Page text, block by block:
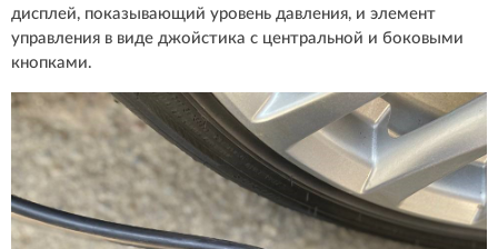
дисплей, показывающий уровень давления, и элемент
управления в виде джойстика с центральной и боковыми
кнопками.